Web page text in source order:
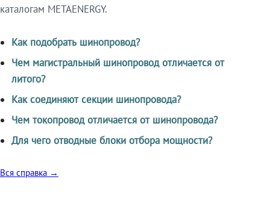
каталогам METAENERGY.
Как подобрать шинопровод?
Чем магистральный шинопровод отличается от
литого?
Как соединяют секции шинопровода?
Чем токопровод отличается от шинопровода?
Для чего отводные блоки отбора мощности?
Вся справка →